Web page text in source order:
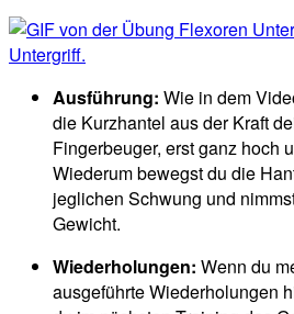
Ausführung: Wie in dem
die Kurzhantel aus der Kraft
Fingerbeuger, erst ganz hoch
Wiederum bewegst du die
jeglichen Schwung und
Gewicht.
Wiederholungen: Wenn du
ausgeführte Wiederholungen